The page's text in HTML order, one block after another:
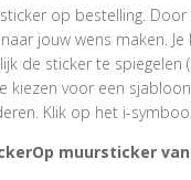
op bestelling.
jouw wens maken.
de sticker te
kiezen voor een
Klik op het i-
muursticker